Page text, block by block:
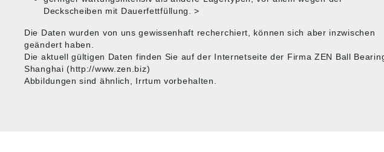
Deckscheiben mit Dauerfettfüllung. >
Die Daten wurden von uns gewissenhaft recherchiert, können sich aber inzwischen
geändert haben.
Die aktuell gültigen Daten finden Sie auf der Internetseite der Firma ZEN Ball
Shanghai (http://www.zen.biz)
Abbildungen sind ähnlich, Irrtum vorbehalten.